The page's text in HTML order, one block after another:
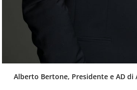
Alberto Bertone, Presidente e AD di